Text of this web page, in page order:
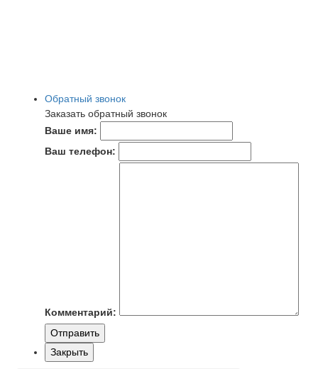
Обратный звонок
Заказать обратный звонок
Ваше имя:
Ваш телефон:
Комментарий:
Отправить
Закрыть